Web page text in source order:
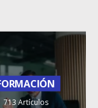
713 Artículos